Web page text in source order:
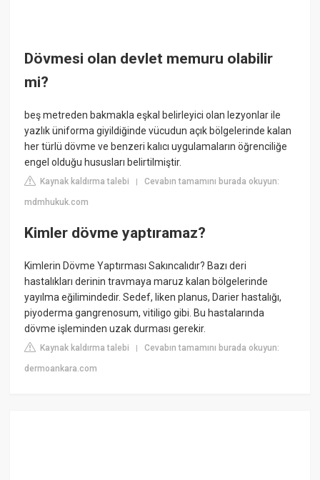
Dövmesi olan devlet memuru olabilir
mi?
beş metreden bakmakla eşkal belirleyici olan lezyonlar ile
yazlık üniforma giyildiğinde vücudun açık bölgelerinde kalan
her türlü dövme ve benzeri kalıcı uygulamaların öğrenciliğe
engel olduğu hususları belirtilmiştir.
Kaynak kaldırma talebi |Cevabın tamamını burada okuyun:
mdmhukuk.com
Kimler dövme yaptıramaz?
Kimlerin Dövme Yaptırması Sakıncalıdır? Bazı deri
hastalıkları derinin travmaya maruz kalan bölgelerinde
yayılma eğilimindedir. Sedef, liken planus, Darier hastalığı,
piyoderma gangrenosum, vitiligo gibi. Bu hastalarında
dövme işleminden uzak durması gerekir.
Kaynak kaldırma talebi |Cevabın tamamını burada okuyun:
dermoankara.com